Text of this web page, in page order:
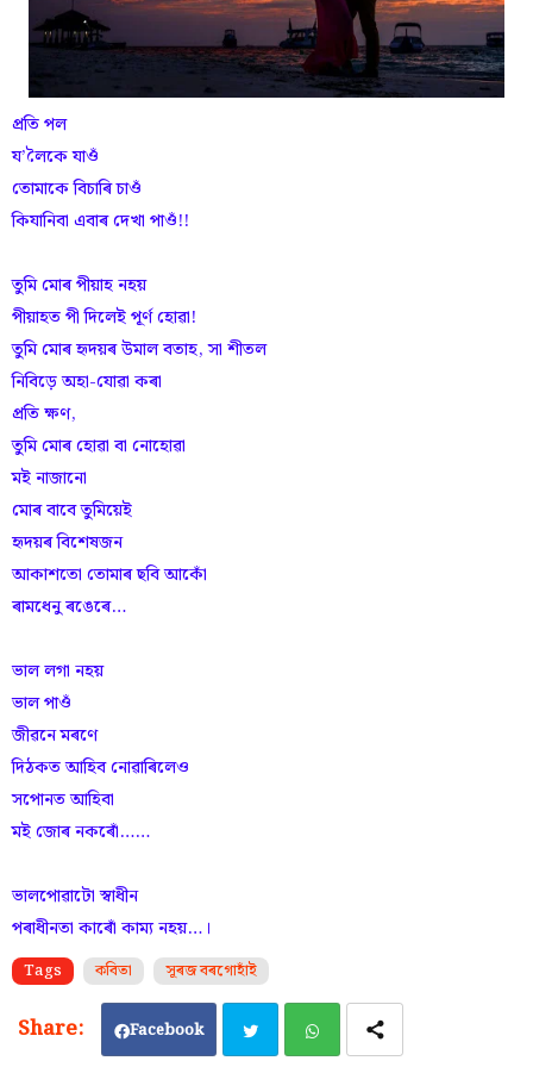
প্ৰতি পল
যʼলৈকে যাওঁ
তোমাকে বিচাৰি চাওঁ
কিযানিবা এবাৰ দেখা পাওঁ!!
তুমি মোৰ পীয়াহ নহয়
পীয়াহত পী দিলেই পূৰ্ণ হোৱা!
তুমি মোৰ হৃদয়ৰ উমাল বতাহ, সা শীতল
নিবিড়ে অহা-যোৱা কৰা
প্ৰতি ক্ষণ,
তুমি মোৰ হোৱা বা নোহোৱা
মই নাজানো
মোৰ বাবে তুমিয়েই
হৃদয়ৰ বিশেষজন
আকাশতো তোমাৰ ছবি আকোঁ
ৰামধেনু ৰঙেৰে…
ভাল লগা নহয়
ভাল পাওঁ
জীৱনে মৰণে
দিঠকত আহিব নোৱাৰিলেও
সপোনত আহিবা
মই জোৰ নকৰোঁ……
ভালপোৱাটো স্বাধীন
পৰাধীনতা কাৰোঁ কাম্য নহয়…।
Tags কবিতা সূৰজ বৰগোহাঁই
Facebook